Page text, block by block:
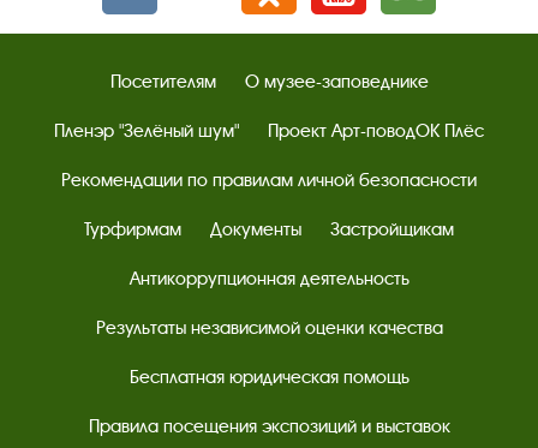
Посетителям О музее-заповеднике
Пленэр "Зелёный шум" Проект Арт-поводОК Плёс
Рекомендации по правилам личной безопасности
Турфирмам Документы Застройщикам
Антикоррупционная деятельность
Результаты независимой оценки качества
Бесплатная юридическая помощь
Правила посещения экспозиций и выставок